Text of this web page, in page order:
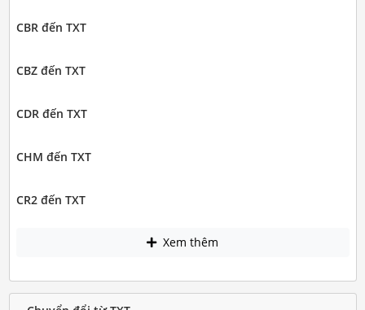
CBR đến TXT
CBZ đến TXT
CDR đến TXT
CHM đến TXT
CR2 đến TXT
Xem thêm